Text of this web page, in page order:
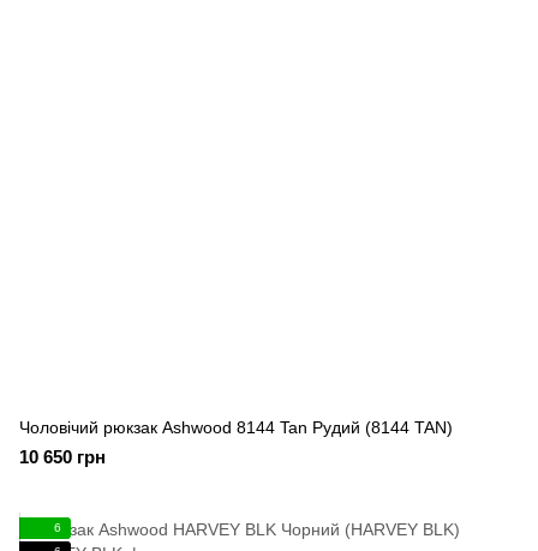
Чоловічий рюкзак Ashwood 8144 Tan Рудий (8144 TAN)
10 650 грн
6